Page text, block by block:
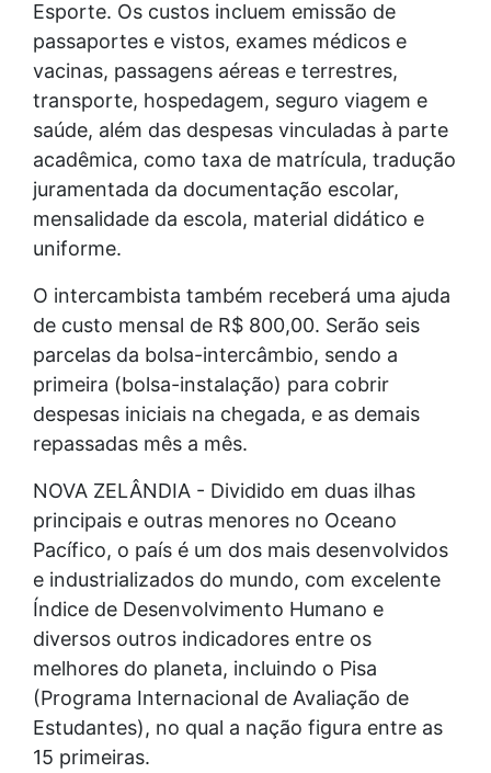
Esporte. Os custos incluem emissão de
passaportes e vistos, exames médicos e
vacinas, passagens aéreas e terrestres,
transporte, hospedagem, seguro viagem e
saúde, além das despesas vinculadas à parte
acadêmica, como taxa de matrícula, tradução
juramentada da documentação escolar,
mensalidade da escola, material didático e
uniforme.
O intercambista também receberá uma ajuda
de custo mensal de R$ 800,00. Serão seis
parcelas da bolsa-intercâmbio, sendo a
primeira (bolsa-instalação) para cobrir
despesas iniciais na chegada, e as demais
repassadas mês a mês.
NOVA ZELÂNDIA - Dividido em duas ilhas
principais e outras menores no Oceano
Pacífico, o país é um dos mais desenvolvidos
e industrializados do mundo, com excelente
Índice de Desenvolvimento Humano e
diversos outros indicadores entre os
melhores do planeta, incluindo o Pisa
(Programa Internacional de Avaliação de
Estudantes), no qual a nação figura entre as
15 primeiras.